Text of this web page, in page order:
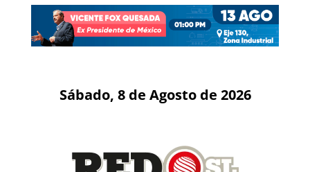
Sábado, 8 de Agosto de 2026